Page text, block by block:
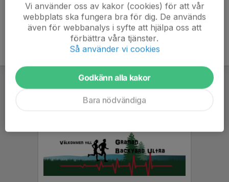
Vi använder oss av kakor (cookies) för att vår
webbplats ska fungera bra för dig. De används
även för webbanalys i syfte att hjälpa oss att
förbättra våra tjänster.
Så använder vi cookies
Godkänn alla kakor
Bara nödvändiga